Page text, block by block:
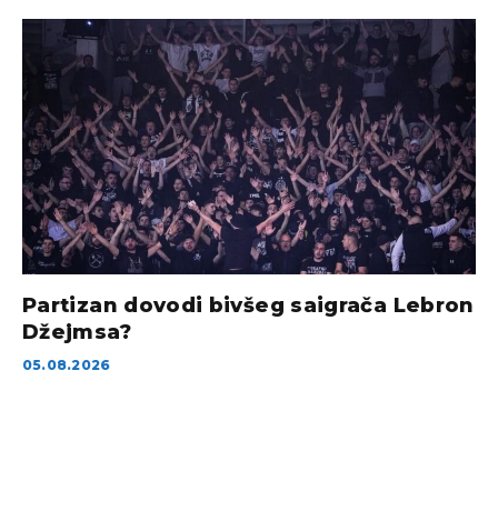
Partizan dovodi bivšeg saigrača Lebron
Džejmsa?
05.08.2026